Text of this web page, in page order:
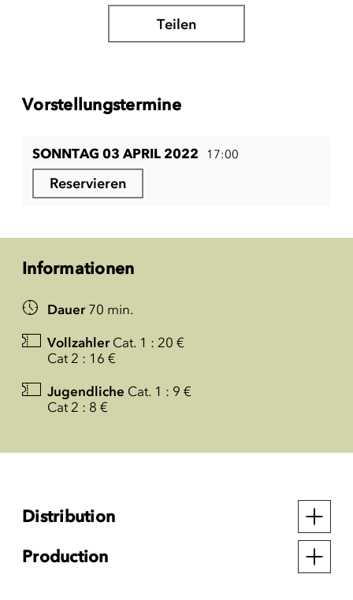
Teilen
Vorstellungstermine
SONNTAG 03 APRIL 2022 17:00
Reservieren
Informationen
Dauer 70 min.
Vollzahler Cat. 1 : 20 €
Cat 2 : 16 €
Jugendliche Cat. 1 : 9 €
Cat 2 : 8 €
Distribution
Production